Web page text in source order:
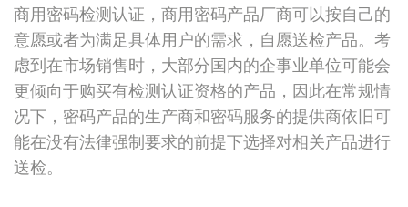
商用密码检测认证，商用密码产品厂商可以按自己的
意愿或者为满足具体用户的需求，自愿送检产品。考
虑到在市场销售时，大部分国内的企事业单位可能会
更倾向于购买有检测认证资格的产品，因此在常规情
况下，密码产品的生产商和密码服务的提供商依旧可
能在没有法律强制要求的前提下选择对相关产品进行
送检。